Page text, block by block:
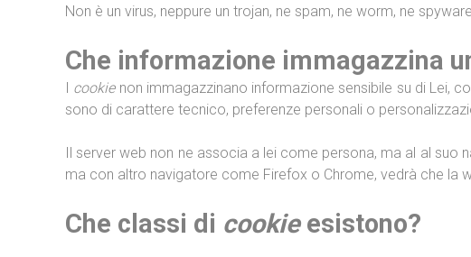
Non è un virus, neppure un trojan, ne spam, ne worm, ne
Che informazione immagazzina
I cookienon immagazzinano informazione sensibile su di Lei,
sono di carattere tecnico, preferenze personali o
Il server web non ne associa a lei come persona, ma al al suo
ma con altro navigatore come Firefox o Chrome, vedrà che la
Che classi di cookieesistono?